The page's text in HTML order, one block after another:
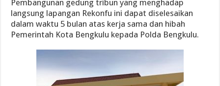
Pembangunan gedung tribun yang menghadap
langsung lapangan Rekonfu ini dapat diselesaikan
dalam waktu 5 bulan atas kerja sama dan hibah
Pemerintah Kota Bengkulu kepada Polda Bengkulu.